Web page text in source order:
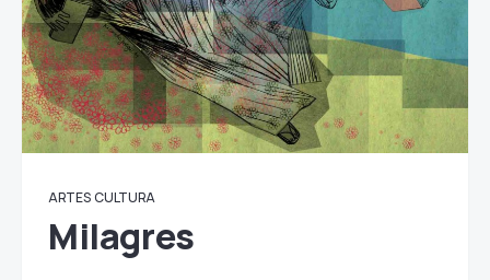
ARTES CULTURA
Milagres